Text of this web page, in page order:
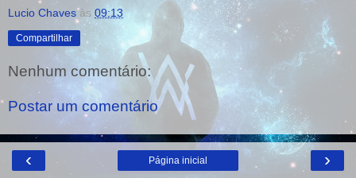
Lucio Chaves às 09:13
Compartilhar
Nenhum comentário:
Postar um comentário
‹ ›
Página inicial